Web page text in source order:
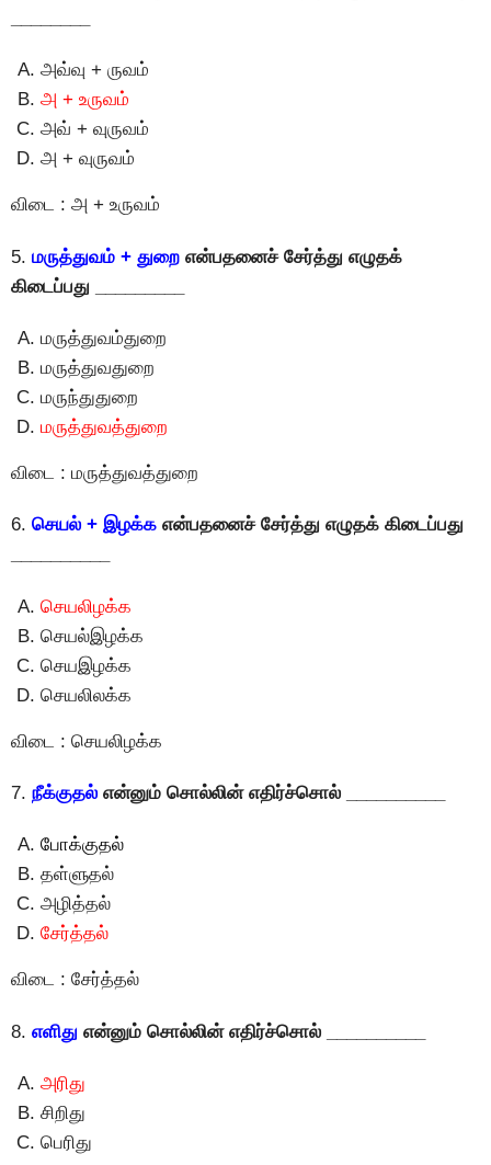
அவ்வு + ருவம்
அ + உருவம்
அவ் + வுருவம்
அ + வுருவம்
விடை : அ + உருவம்
5. மருத்துவம் + துறை என்பதனைச் சேர்த்து எழுதக்
கிடைப்பது _________
மருத்துவம்துறை
மருத்துவதுறை
மருந்துதுறை
மருத்துவத்துறை
விடை : மருத்துவத்துறை
6. செயல் + இழக்க என்பதனைச் சேர்த்து எழுதக் கிடைப்பது
செயலிழக்க
செயல்இழக்க
செயஇழக்க
செயலிலக்க
விடை : செயலிழக்க
7. நீக்குதல் என்னும் சொல்லின் எதிர்ச்சொல் __________
போக்குதல்
தள்ளுதல்
அழித்தல்
சேர்த்தல்
விடை : சேர்த்தல்
8. எளிது என்னும் சொல்லின் எதிர்ச்சொல் __________
அரிது
சிறிது
பெரிது